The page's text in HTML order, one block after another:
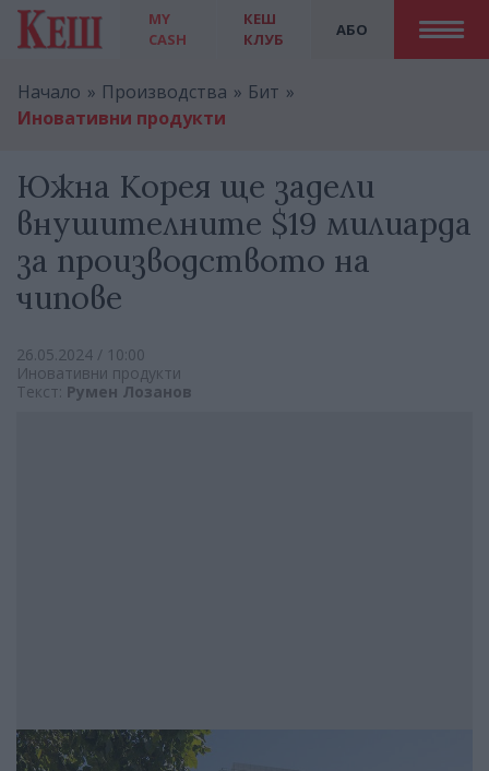
MY
CASH
АБО
КЕШ
КЛУБ
Начало Производства
Бит
Иновативни продукти
Южна Корея ще задели
внушителните $19 милиарда
за производството на
чипове
26.05.2024 / 10:00
Иновативни продукти
Текст: Румен Лозанов